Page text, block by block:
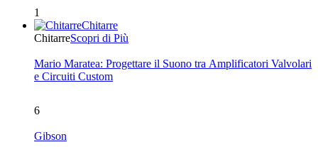
1
Chitarre
ChitarreScopri di Più
Mario Maratea: Progettare il Suono tra Amplificatori Valvolari
e Circuiti Custom
6
Gibson